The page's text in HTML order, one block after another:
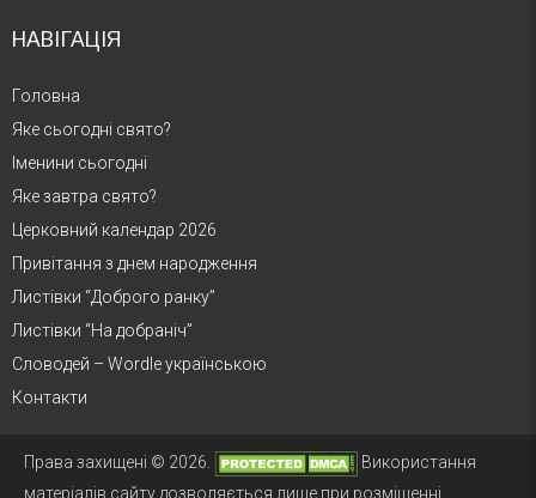
НАВІГАЦІЯ
Головна
Яке сьогодні свято?
Іменини сьогодні
Яке завтра свято?
Церковний календар 2026
Привітання з днем народження
Листівки “Доброго ранку”
Листівки “На добраніч”
Словодей – Wordle українською
Контакти
Права захищені © 2026.
Використання
матеріалів сайту дозволяється лише при розміщенні